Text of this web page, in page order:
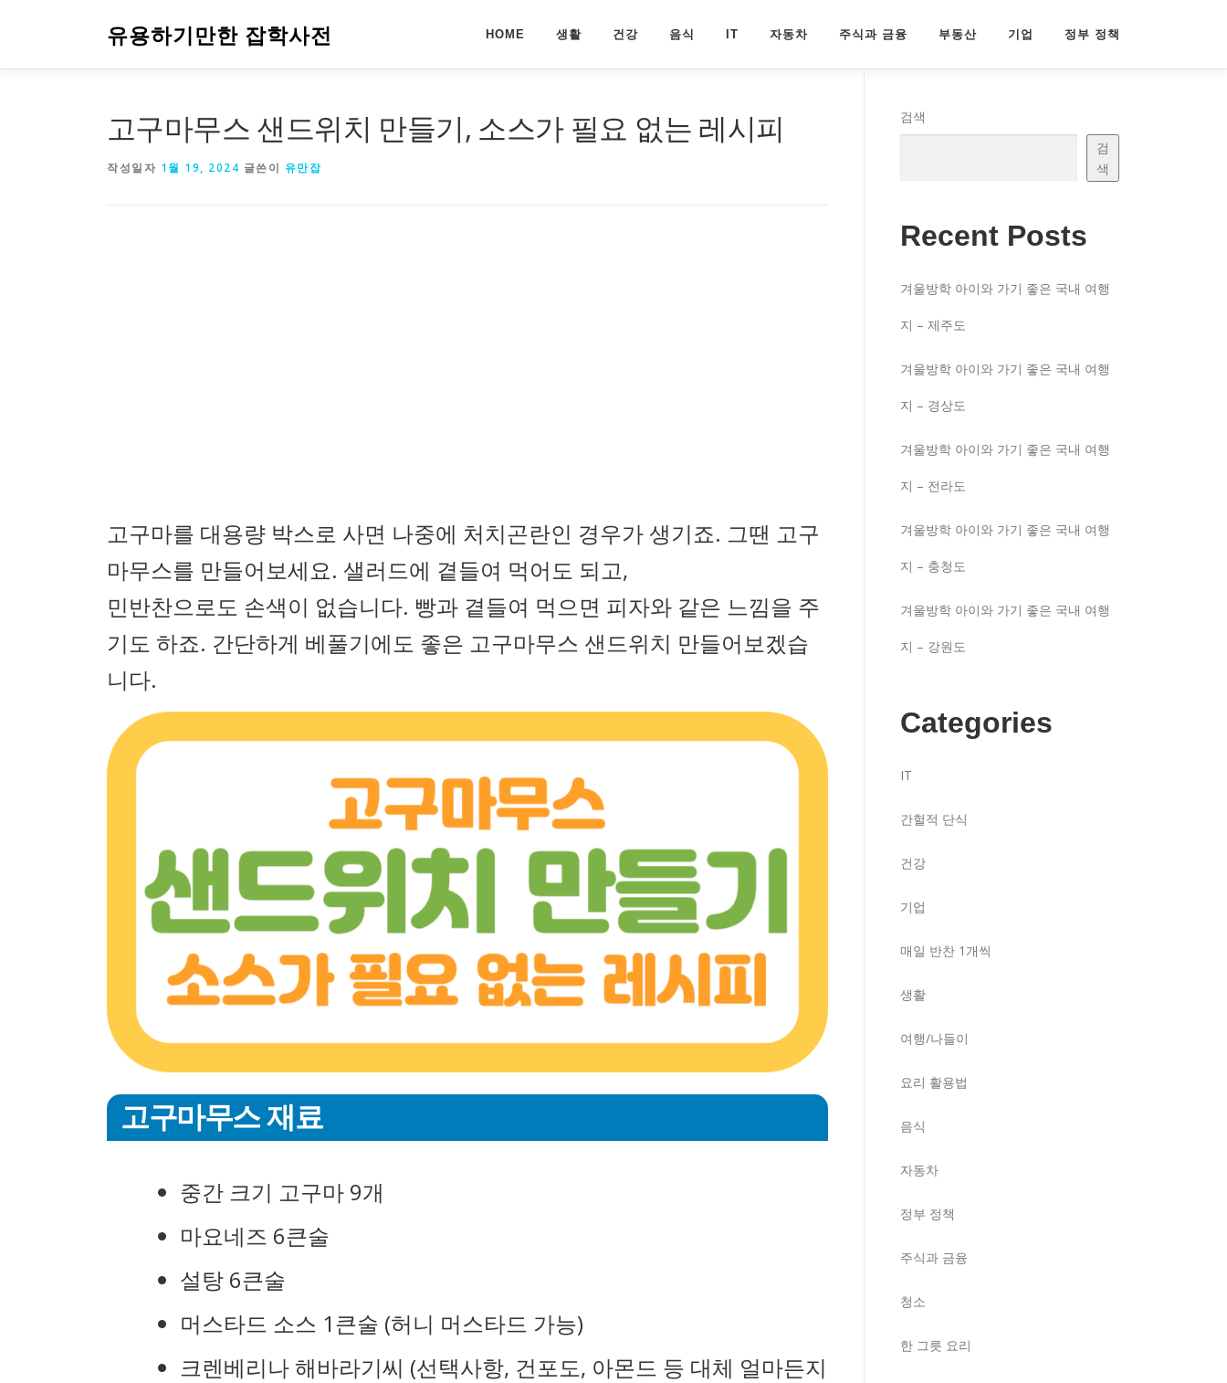
로
유용하기만한 잡학사전 HOME 생활 건강 음식 IT 자동차 주식과 금융 부동산 기업 정부 정책
고구마무스 샌드위치 만들기, 소스가 필요 없는 레시피
작성일자 1월 19, 2024 글쓴이 유만잡
고구마를 대용량 박스로 사면 나중에 처치곤란인 경우가 생기죠. 그땐 고구
마무스를 만들어보세요. 샐러드에 곁들여 먹어도 되고,
민반찬으로도 손색이 없습니다. 빵과 곁들여 먹으면 피자와 같은 느낌을 주
기도 하죠. 간단하게 베풀기에도 좋은 고구마무스 샌드위치 만들어보겠습
니다.
고구마무스 재료
중간 크기 고구마 9개
마요네즈 6큰술
설탕 6큰술
머스타드 소스 1큰술 (허니 머스타드 가능)
크렌베리나 해바라기씨 (선택사항, 건포도, 아몬드 등 대체 얼마든지
검색
검
색
Recent Posts
겨울방학 아이와 가기 좋은 국내 여행
지 – 제주도
겨울방학 아이와 가기 좋은 국내 여행
지 – 경상도
겨울방학 아이와 가기 좋은 국내 여행
지 – 전라도
겨울방학 아이와 가기 좋은 국내 여행
지 – 충청도
겨울방학 아이와 가기 좋은 국내 여행
지 – 강원도
Categories
IT
간헐적 단식
건강
기업
매일 반찬 1개씩
생활
여행/나들이
요리 활용법
음식
자동차
정부 정책
주식과 금융
청소
한 그릇 요리